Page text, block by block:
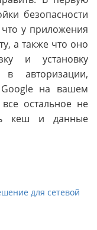
безопасности
у приложения
а также что оно
и установку
авторизации,
Google на вашем
остальное не
кеш и данные
для сетевой